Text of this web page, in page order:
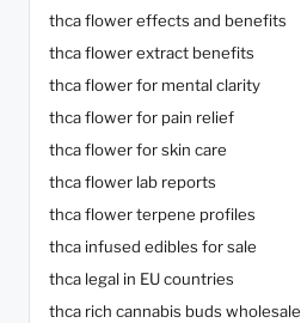
thca flower effects and benefits
thca flower extract benefits
thca flower for mental clarity
thca flower for pain relief
thca flower for skin care
thca flower lab reports
thca flower terpene profiles
thca infused edibles for sale
thca legal in EU countries
thca rich cannabis buds wholesale